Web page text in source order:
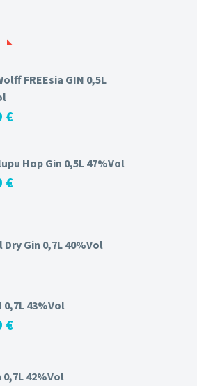
FREEsia GIN 0,5L
€
Hop Gin 0,5L 47%Vol
€
Gin 0,7L 40%Vol
0,7L 43%Vol
€
0,7L 42%Vol